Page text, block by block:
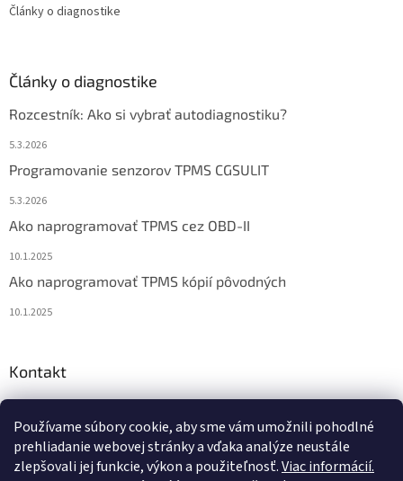
Používame súbory cookie, aby sme vám umožnili pohodlné
prehliadanie webovej stránky a vďaka analýze neustále
zlepšovali jej funkcie, výkon a použiteľnosť.Viac informácií.
Články o diagnostike
Články o diagnostike
Rozcestník: Ako si vybrať autodiagnostiku?
5.3.2026
Programovanie senzorov TPMS CGSULIT
5.3.2026
Ako naprogramovať TPMS cez OBD-II
10.1.2025
Ako naprogramovať TPMS kópií pôvodných
10.1.2025
Kontakt
+421 915 478 199